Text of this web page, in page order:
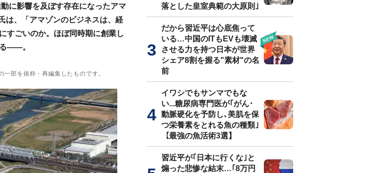
に影響を及ぼす存在になったアマ
は、「アマゾンのビジネスは、経
すごいのか。ほぼ同時期に創業し
――。
部を抜粋・再編集したものです。
落とした皇室典範の大原則｣
だから習近平は心底焦って
いる…中国のITもEVも壊滅
させる力を持つ日本が世界
シェア8割を握る"素材"の名
前
イワシでもサンマでもな
い...糖尿病専門医が｢がん･
動脈硬化を予防し､美肌を保
つ栄養素をとれる魚の種類｣
【最強の魚活術3選】
習近平が｢日本に行くな｣と
煽った悲惨な結末…｢8万円